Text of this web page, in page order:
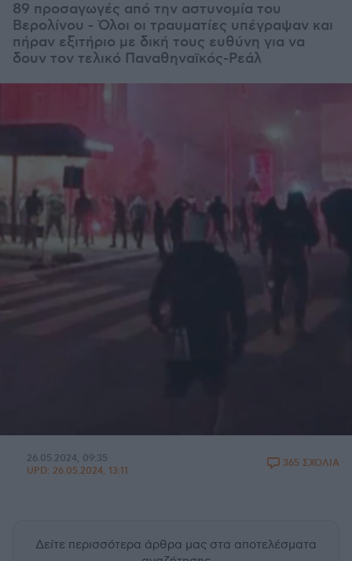
89 προσαγωγές από την αστυνομία του
Βερολίνου - Όλοι οι τραυματίες υπέγραψαν και
πήραν εξιτήριο με δική τους ευθύνη για να
δουν τον τελικό Παναθηναϊκός-Ρεάλ
26.05.2024, 09:35
UPD: 26.05.2024, 13:11
365 ΣΧΟΛΙΑ
Δείτε περισσότερα άρθρα μας στα αποτελέσματα